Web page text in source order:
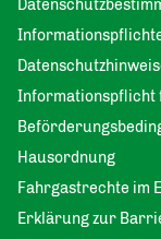
Informationspflicht
Hausordnung
Fahrgastrechte im
Erklärung zur